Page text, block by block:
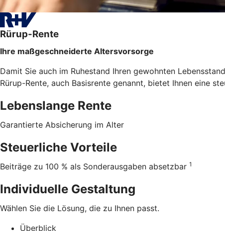
Rürup-Rente
Ihre maßgeschneiderte Altersvorsorge
Damit Sie auch im Ruhestand Ihren gewohnten
Rürup-Rente, auch Basisrente genannt, bietet Ihnen eine
Lebenslange Rente
Garantierte Absicherung im Alter
Steuerliche Vorteile
Beiträge zu 100 % als Sonderausgaben absetzbar 1
Individuelle Gestaltung
Wählen Sie die Lösung, die zu Ihnen passt.
Überblick